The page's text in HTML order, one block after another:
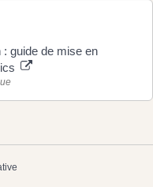
guide de mise en